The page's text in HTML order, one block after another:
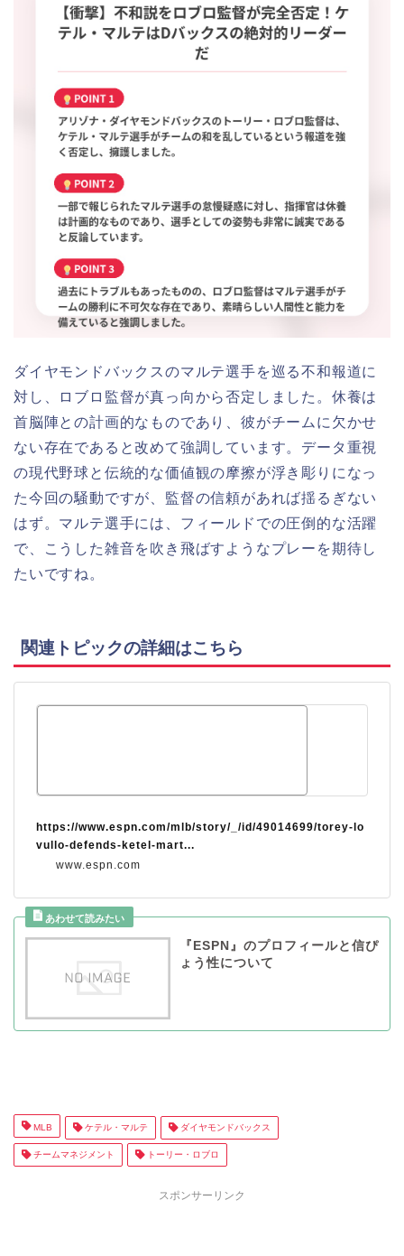
ダイヤモンドバックスのマルテ選手を巡る不和報道に
対し、ロブロ監督が真っ向から否定しました。休養は
首脳陣との計画的なものであり、彼がチームに欠かせ
ない存在であると改めて強調しています。データ重視
の現代野球と伝統的な価値観の摩擦が浮き彫りになっ
た今回の騒動ですが、監督の信頼があれば揺るぎない
はず。マルテ選手には、フィールドでの圧倒的な活躍
で、こうした雑音を吹き飛ばすようなプレーを期待し
たいですね。
関連トピックの詳細はこちら
www.espn.com
https://www.espn.com/mlb/story/_/id/49014699/torey-lo
vullo-defends-ketel-mart...
『ESPN』のプロフィールと信ぴ
ょう性について
MLB ケテル・マルテ ダイヤモンドバックス
チームマネジメント トーリー・ロブロ
スポンサーリンク